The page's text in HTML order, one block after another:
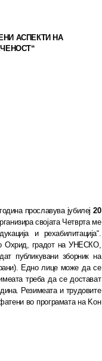
АСПЕКТИ НА
прославува јубилеј20
својата Четвртаме
и рехабилитација“.
Охрид, градот на УНЕСКО,
публикувани зборник на
ни). Едно лице може да се
треба да се достават
дина. Резимеата и трудовите
во програмата на Kон